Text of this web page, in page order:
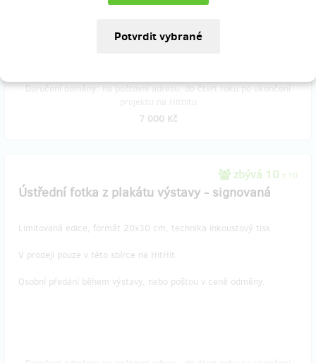
Doručení odměny: na poštovní adresu, do čtvrt roku po ukončení
7 000 Kč
zbývá 10 z 10
Ústřední fotka z plakátu výstavy - signovaná
Limitovaná edice, formát 20x30 cm, technika inkoustový tisk.
V prodeji pouze v této sbírce na HitHit.
Osobní předání během výstavy, nebo poštou v ceně odměny.